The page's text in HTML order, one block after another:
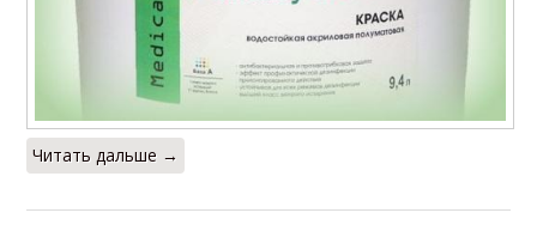
Читать дальше →